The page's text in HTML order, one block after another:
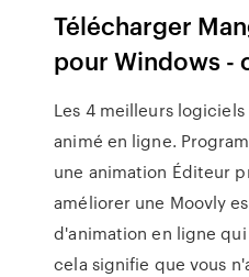
Télécharger
pour Windows -
Les 4 meilleurs
animé en ligne.
une animation Éditeur
améliorer une Moovly
d'animation en ligne
cela signifie que vous